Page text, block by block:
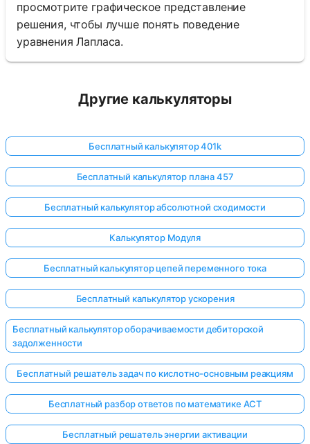
нет
вопрос
просмотрите графическое представление
решения, чтобы лучше понять поведение
уравнения Лапласа.
Другие калькуляторы
Бесплатный калькулятор 401k
Бесплатный калькулятор плана 457
Бесплатный калькулятор абсолютной сходимости
Калькулятор Модуля
Бесплатный калькулятор цепей переменного тока
Бесплатный калькулятор ускорения
Бесплатный калькулятор оборачиваемости дебиторской
задолженности
Бесплатный решатель задач по кислотно-основным реакциям
Бесплатный разбор ответов по математике ACT
Бесплатный решатель энергии активации